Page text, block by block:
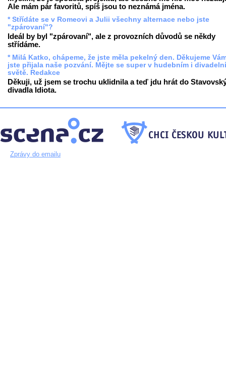
Ale mám pár favoritů, spíš jsou to neznámá jména.
* Střídáte se v Romeovi a Julii všechny alternace nebo jste
"zpárovaní"?
Ideál by byl "zpárovaní", ale z provozních důvodů se někdy
střídáme.
* Milá Katko, chápeme, že jste měla pekelný den. Děkujeme
jste přijala naše pozvání. Mějte se super v hudebním i
světě. Redakce
Děkuji, už jsem se trochu uklidnila a teď jdu hrát do
divadla Idiota.
Zprávy do emailu